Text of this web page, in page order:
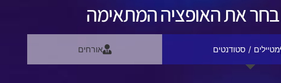
בחר את האופציה המתאימה
מטיילים / סטודנטים אורחים